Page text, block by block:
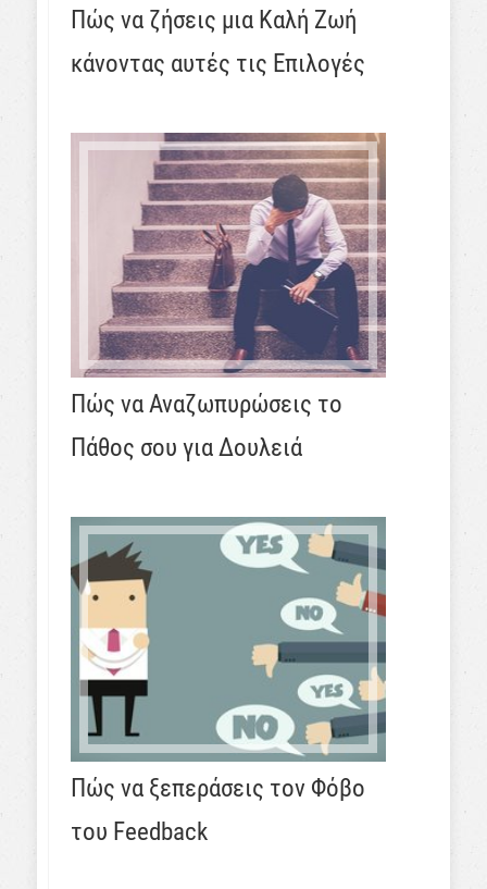
Πώς να ζήσεις μια Καλή Ζωή
κάνοντας αυτές τις Επιλογές
Πώς να Αναζωπυρώσεις το
Πάθος σου για Δουλειά
Πώς να ξεπεράσεις τον Φόβο
του Feedback